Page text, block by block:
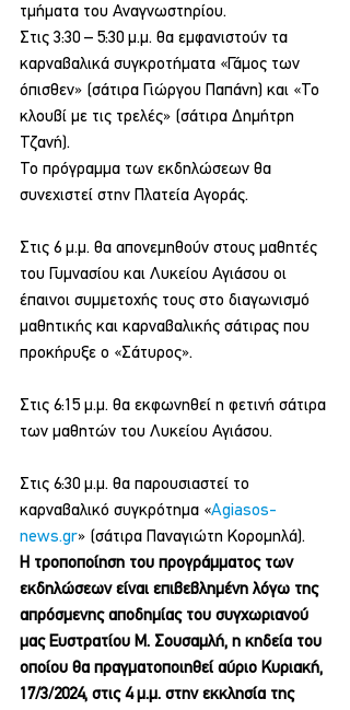
τμήματα του Αναγνωστηρίου.
Στις 3:30 – 5:30 μ.μ. θα εμφανιστούν τα
καρναβαλικά συγκροτήματα «Γάμος των
όπισθεν» (σάτιρα Γιώργου Παπάνη) και «Το
κλουβί με τις τρελές» (σάτιρα Δημήτρη
Τζανή).
Το πρόγραμμα των εκδηλώσεων θα
συνεχιστεί στην Πλατεία Αγοράς.
Στις 6 μ.μ. θα απονεμηθούν στους μαθητές
του Γυμνασίου και Λυκείου Αγιάσου οι
έπαινοι συμμετοχής τους στο διαγωνισμό
μαθητικής και καρναβαλικής σάτιρας που
προκήρυξε ο «Σάτυρος».
Στις 6:15 μ.μ. θα εκφωνηθεί η φετινή σάτιρα
των μαθητών του Λυκείου Αγιάσου.
Στις 6:30 μ.μ. θα παρουσιαστεί το
καρναβαλικό συγκρότημα «Agiasos-
news.gr» (σάτιρα Παναγιώτη Κορομηλά).
Η τροποποίηση του προγράμματος των
εκδηλώσεων είναι επιβεβλημένη λόγω της
απρόσμενης αποδημίας του συγχωριανού
μας Ευστρατίου Μ. Σουσαμλή, η κηδεία του
οποίου θα πραγματοποιηθεί αύριο Κυριακή,
17/3/2024, στις 4 μ.μ. στην εκκλησία της